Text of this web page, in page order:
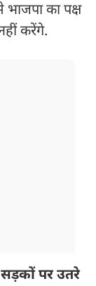
का पक्ष
करेंगे.
पर उतरे